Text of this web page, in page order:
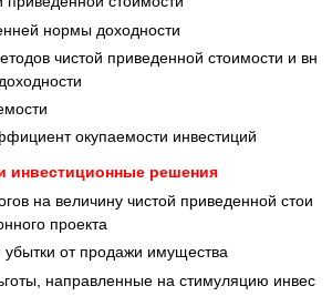
нормы доходности
чистой приведенной стоимости и вн
окупаемости инвестиций
инвестиционные решения
на величину чистой приведенной стои
проекта
от продажи имущества
направленные на стимуляцию инвес